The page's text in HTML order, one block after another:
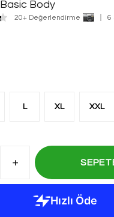
Basic Body
20+ Değerlendirme 6
L XL XXL